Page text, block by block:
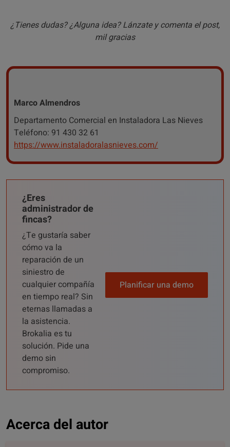
¿Tienes dudas? ¿Alguna idea? Lánzate y comenta el post,
mil gracias
Marco Almendros
Departamento Comercial en Instaladora Las Nieves
Teléfono: 91 430 32 61
https://www.instaladoralasnieves.com/
¿Eres
administrador de
fincas?
¿Te gustaría saber
cómo va la
reparación de un
siniestro de
cualquier compañía
en tiempo real? Sin
eternas llamadas a
la asistencia.
Brokalia es tu
solución. Pide una
demo sin
compromiso.
Planificar una demo
Acerca del autor